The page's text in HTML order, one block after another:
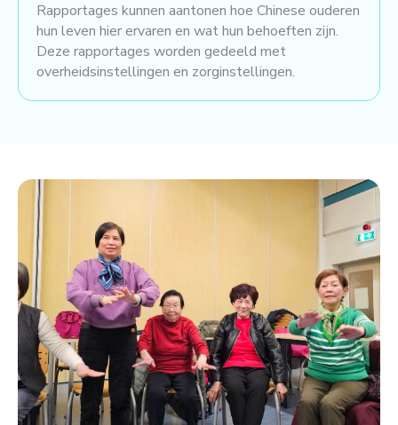
Rapportages kunnen aantonen hoe Chinese ouderen
hun leven hier ervaren en wat hun behoeften zijn.
Deze rapportages worden gedeeld met
overheidsinstellingen en zorginstellingen.